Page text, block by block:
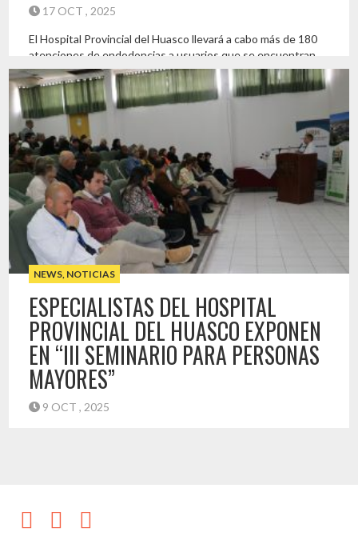
17 OCT , 2025
El Hospital Provincial del Huasco llevará a cabo más de 180
atenciones de endodoncias a usuarios que se encuentran
en lista de espera de atención por estas prestaciones
odontológicas en la provincia del Huasco. “Serán más de 185
tratamientos dentales de la especialidad de endodoncia,
que permitirán reducir la lista de espera en esta
especialidad, […]
Destacado
NEWS NOTICIAS
ESPECIALISTAS DEL HOSPITAL
PROVINCIAL DEL HUASCO EXPONEN
EN “III SEMINARIO PARA PERSONAS
MAYORES”
9 OCT , 2025
salud para Personas Mayores. “Esta instancia de reunirnos
con las Personas Mayores […]